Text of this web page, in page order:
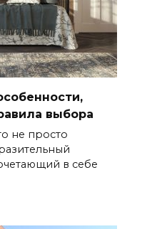
выбора
не просто
в себе